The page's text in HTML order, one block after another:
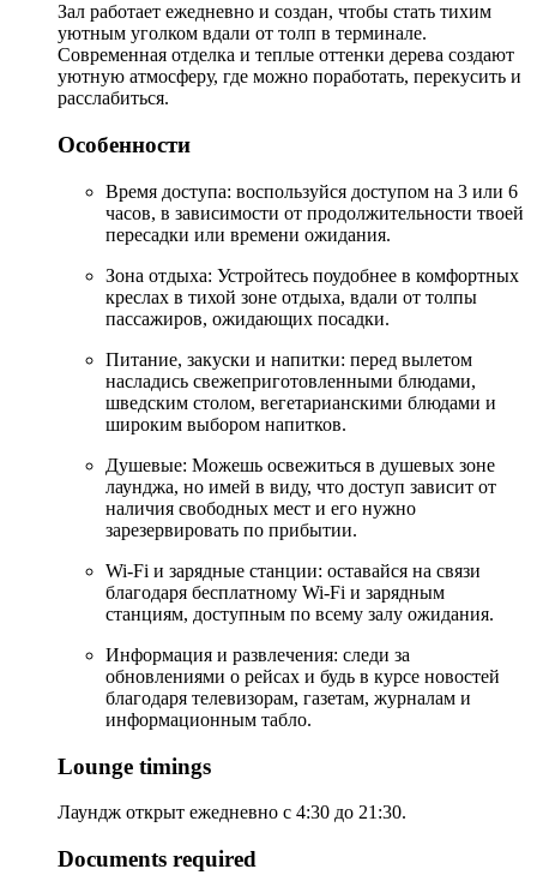
Зал работает ежедневно и создан, чтобы стать тихим
уютным уголком вдали от толп в терминале.
Современная отделка и теплые оттенки дерева создают
уютную атмосферу, где можно поработать, перекусить и
расслабиться.
Особенности
Время доступа: воспользуйся доступом на 3 или 6
часов, в зависимости от продолжительности твоей
пересадки или времени ожидания.
Зона отдыха: Устройтесь поудобнее в комфортных
креслах в тихой зоне отдыха, вдали от толпы
пассажиров, ожидающих посадки.
Питание, закуски и напитки: перед вылетом
насладись свежеприготовленными блюдами,
шведским столом, вегетарианскими блюдами и
широким выбором напитков.
Душевые: Можешь освежиться в душевых зоне
лаунджа, но имей в виду, что доступ зависит от
наличия свободных мест и его нужно
зарезервировать по прибытии.
Wi-Fi и зарядные станции: оставайся на связи
благодаря бесплатному Wi-Fi и зарядным
станциям, доступным по всему залу ожидания.
Информация и развлечения: следи за
обновлениями о рейсах и будь в курсе новостей
благодаря телевизорам, газетам, журналам и
информационным табло.
Lounge timings
Лаундж открыт ежедневно с 4:30 до 21:30.
Documents required